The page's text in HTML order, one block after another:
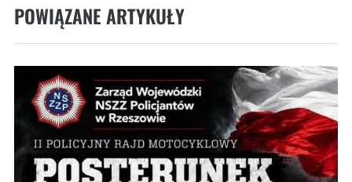
POWIĄZANE ARTYKUŁY